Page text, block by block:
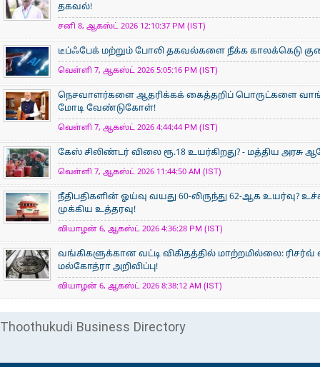
தகவல்!
சனி 8, ஆகஸ்ட் 2026 12:10:37 PM (IST)
டீப்ஃபேக் மற்றும் போலி தகவல்களை நீக்க காலக்கெடு
வெள்ளி 7, ஆகஸ்ட் 2026 5:05:16 PM (IST)
நெசவாளர்களை ஆதரிக்கக் கைத்தறிப் பொருட்களை
மோடி வேண்டுகோள்!
வெள்ளி 7, ஆகஸ்ட் 2026 4:44:44 PM (IST)
கேஸ் சிலிண்டர் விலை ரூ.18 உயர்கிறது? - மத்திய அரசு
வெள்ளி 7, ஆகஸ்ட் 2026 11:44:50 AM (IST)
நீதிபதிகளின் ஓய்வு வயது 60-லிருந்து 62-ஆக உயர்வு?
முக்கிய உத்தரவு!
வியாழன் 6, ஆகஸ்ட் 2026 4:36:28 PM (IST)
வங்கிகளுக்கான வட்டி விகிதத்தில் மாற்றமில்லை:
மல்கோத்ரா அறிவிப்பு!
வியாழன் 6, ஆகஸ்ட் 2026 8:38:12 AM (IST)
Thoothukudi Business Directory